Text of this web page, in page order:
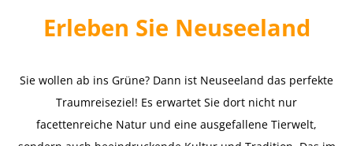
Erleben Sie Neuseeland
Sie wollen ab ins Grüne? Dann ist Neuseeland das perfekte
Traumreiseziel! Es erwartet Sie dort nicht nur
facettenreiche Natur und eine ausgefallene Tierwelt,